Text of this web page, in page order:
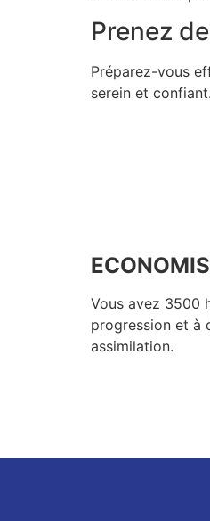
Prenez
Préparez-vous
serein et confiant.
Vous avez 3500
progression et à
assimilation.